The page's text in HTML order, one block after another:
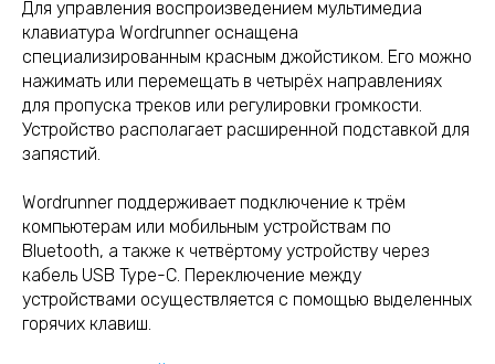
Для управления воспроизведением мультимедиа
клавиатура Wordrunner оснащена
специализированным красным джойстиком. Его можно
нажимать или перемещать в четырёх направлениях
для пропуска треков или регулировки громкости.
Устройство располагает расширенной подставкой для
запястий.
Wordrunner поддерживает подключение к трём
компьютерам или мобильным устройствам по
Bluetooth, а также к четвёртому устройству через
кабель USB Type-C. Переключение между
устройствами осуществляется с помощью выделенных
горячих клавиш.